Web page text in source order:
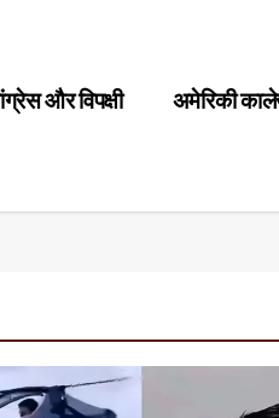
अमेरिकी
और विपक्षी